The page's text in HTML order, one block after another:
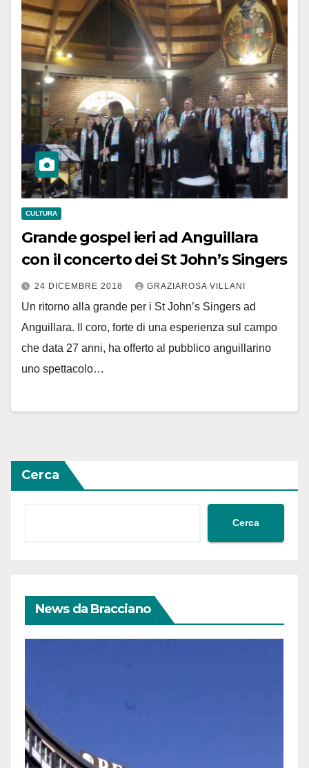
CULTURA
Grande gospel ieri ad Anguillara
con il concerto dei St John’s Singers
24 DICEMBRE 2018 GRAZIAROSA VILLANI
Un ritorno alla grande per i St John’s Singers ad
Anguillara. Il coro, forte di una esperienza sul campo
che data 27 anni, ha offerto al pubblico anguillarino
uno spettacolo…
Cerca
Cerca
News da Bracciano